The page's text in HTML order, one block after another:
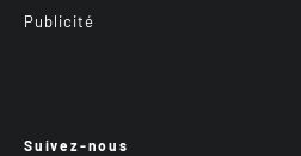
Publicité
Suivez-nous